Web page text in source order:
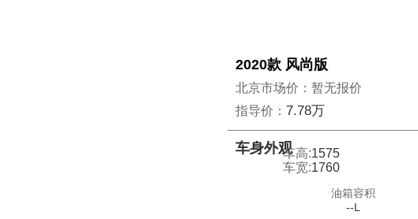
2020款 风尚版
北京市场价：暂无报价
指导价： 7.78万
车身外观
车宽:1760
车高:1575
油箱容积
--L